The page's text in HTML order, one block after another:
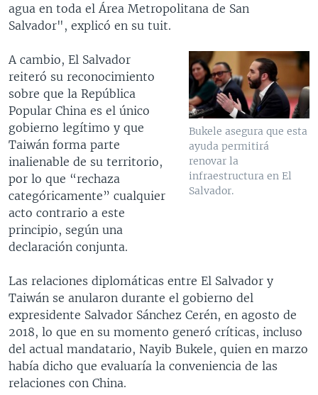
agua en toda el Área Metropolitana de San
Salvador", explicó en su tuit.
Bukele asegura que esta
ayuda permitirá
renovar la
infraestructura en El
Salvador.
A cambio, El Salvador
reiteró su reconocimiento
sobre que la República
Popular China es el único
gobierno legítimo y que
Taiwán forma parte
inalienable de su territorio,
por lo que “rechaza
categóricamente” cualquier
acto contrario a este
principio, según una
declaración conjunta.
Las relaciones diplomáticas entre El Salvador y
Taiwán se anularon durante el gobierno del
expresidente Salvador Sánchez Cerén, en agosto de
2018, lo que en su momento generó críticas, incluso
del actual mandatario, Nayib Bukele, quien en marzo
había dicho que evaluaría la conveniencia de las
relaciones con China.